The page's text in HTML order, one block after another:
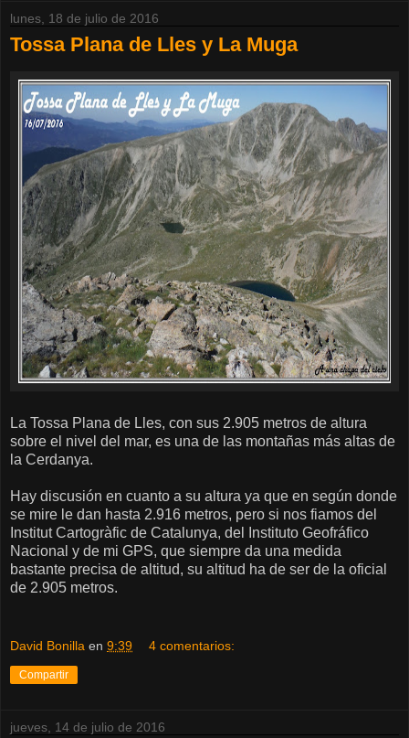
lunes, 18 de julio de 2016
Tossa Plana de Lles y La Muga
La Tossa Plana de Lles, con sus 2.905 metros de altura
sobre el nivel del mar, es una de las montañas más altas de
la Cerdanya.
Hay discusión en cuanto a su altura ya que en según donde
se mire le dan hasta 2.916 metros, pero si nos fiamos del
Institut Cartogràfic de Catalunya, del Instituto Geofráfico
Nacional y de mi GPS, que siempre da una medida
bastante precisa de altitud, su altitud ha de ser de la oficial
de 2.905 metros.
David Bonilla en 9:39 4 comentarios:
Compartir
jueves, 14 de julio de 2016